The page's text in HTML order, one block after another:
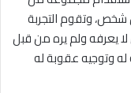
مقابل 20 دولار لكل شخص، وتقوم التجربة
ولم يره من قبل
وتوجيه عقوبة له